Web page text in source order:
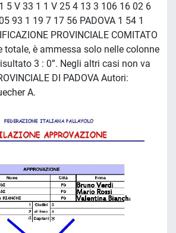
5 V 33 1 1 V 25 4 13 3 106 16 02 6
93 1 19 7 17 56 PADOVA 1 54 1
PROVINCIALE COMITATO
totale, è ammessa solo nelle colonne
3 : 0”. Negli altri casi non va
DI PADOVA Autori:
A.